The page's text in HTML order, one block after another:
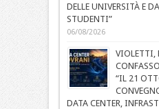
DELLE UNIVERSITÀ E
STUDENTI”
06/08/2026
VIOLETTI,
“IL 21
DATA CENTER,